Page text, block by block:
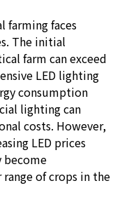
farming faces
The initial
farm can exceed
LED lighting
consumption
lighting can
costs. However,
LED prices
become
of crops in the